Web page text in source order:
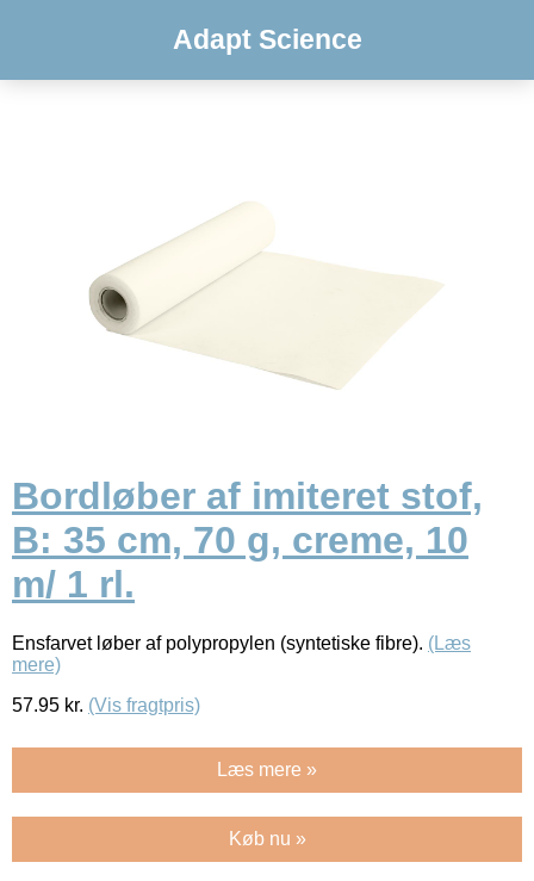
Adapt Science
Bordløber af imiteret stof,
B: 35 cm, 70 g, creme, 10
m/ 1 rl.
Ensfarvet løber af polypropylen (syntetiske fibre). (Læs
mere)
57.95 kr. (Vis fragtpris)
Læs mere »
Køb nu »